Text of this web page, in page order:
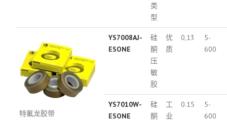
类
型
特氟龙胶带
YS7008AJ-
ESONE
硅
酮
压
敏
胶
优
质
0,13
5-
600
YS7010W-
ESONE
硅
酮
工
业
0.15
5-
600